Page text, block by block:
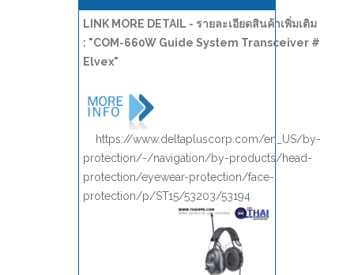
LINK MORE DETAIL - รายละเอียดสินค้าเพิ่มเติม
: "COM-660W Guide System Transceiver #
Elvex"
https://www.deltapluscorp.com/en_US/by-
protection/-/navigation/by-products/head-
protection/eyewear-protection/face-
protection/p/ST15/53203/53194